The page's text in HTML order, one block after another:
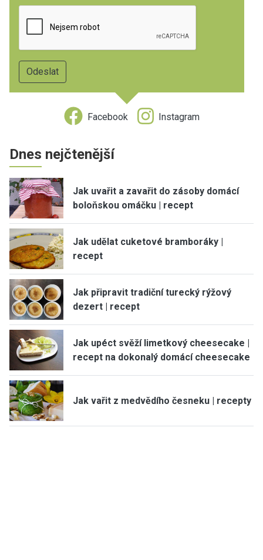
Facebook Instagram
Dnes nejčtenější
Jak uvařit a zavařit do zásoby domácí
boloňskou omáčku | recept
Jak udělat cuketové bramboráky |
recept
Jak připravit tradiční turecký rýžový
dezert | recept
Jak upéct svěží limetkový cheesecake |
recept na dokonalý domácí cheesecake
Jak vařit z medvědího česneku | recepty